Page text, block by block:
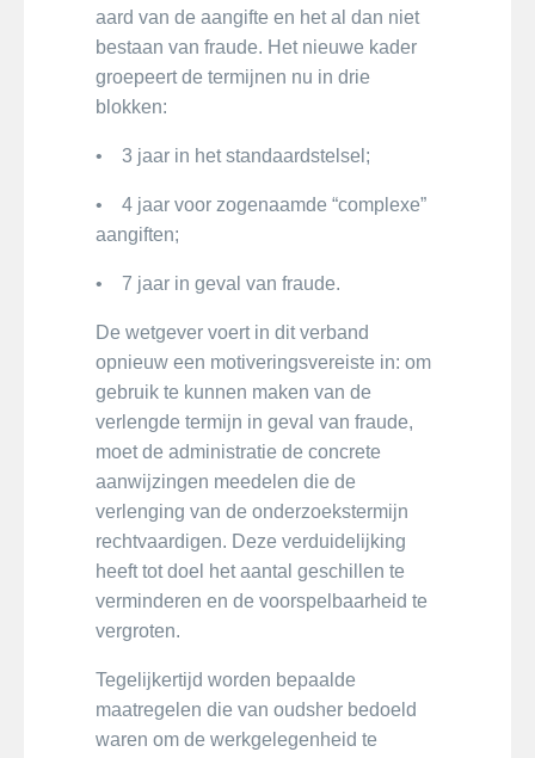
aard van de aangifte en het al dan niet
bestaan van fraude. Het nieuwe kader
groepeert de termijnen nu in drie
blokken:
• 3 jaar in het standaardstelsel;
• 4 jaar voor zogenaamde “complexe”
aangiften;
• 7 jaar in geval van fraude.
De wetgever voert in dit verband
opnieuw een motiveringsvereiste in: om
gebruik te kunnen maken van de
verlengde termijn in geval van fraude,
moet de administratie de concrete
aanwijzingen meedelen die de
verlenging van de onderzoekstermijn
rechtvaardigen. Deze verduidelijking
heeft tot doel het aantal geschillen te
verminderen en de voorspelbaarheid te
vergroten.
Tegelijkertijd worden bepaalde
maatregelen die van oudsher bedoeld
waren om de werkgelegenheid te